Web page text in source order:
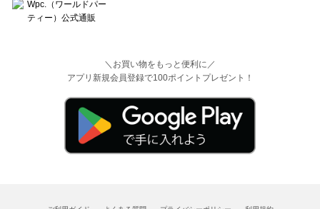
＼お買い物をもっと便利に／
アプリ新規会員登録で100ポイントプレゼント！